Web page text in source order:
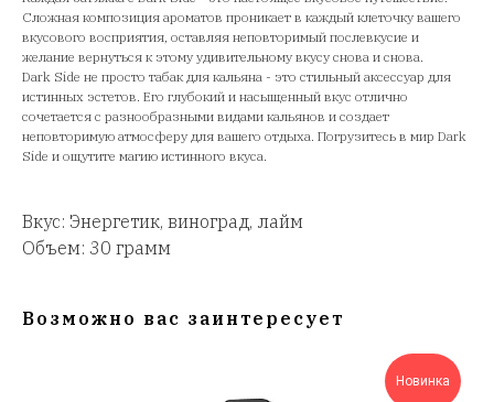
Сложная композиция ароматов проникает в каждый клеточку вашего
вкусового восприятия, оставляя неповторимый послевкусие и
желание вернуться к этому удивительному вкусу снова и снова.
Dark Side не просто табак для кальяна - это стильный аксессуар для
истинных эстетов. Его глубокий и насыщенный вкус отлично
сочетается с разнообразными видами кальянов и создает
неповторимую атмосферу для вашего отдыха. Погрузитесь в мир Dark
Side и ощутите магию истинного вкуса.
Вкус: Энергетик, виноград, лайм
Объем: 30 грамм
Возможно вас заинтересует
Новинка